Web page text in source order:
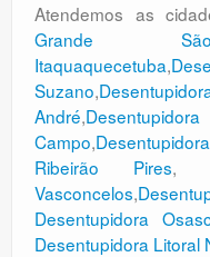
Atendemos as
Grande
Itaquaquecetuba,
Suzano,
André,
Campo,
Ribeirão Pires,
Vasconcelos,
Desentupidora
Desentupidora Litoral